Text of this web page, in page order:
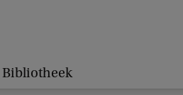
Bibliotheek